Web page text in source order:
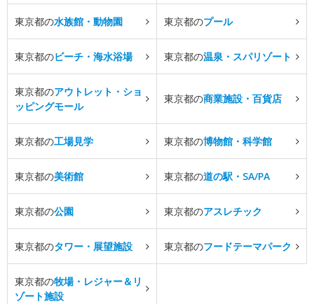
東京都の水族館・動物園 東京都のプール
東京都のビーチ・海水浴場 東京都の温泉・スパリゾート
東京都のアウトレット・ショ
ッピングモール
東京都の商業施設・百貨店
東京都の工場見学 東京都の博物館・科学館
東京都の美術館 東京都の道の駅・SA/PA
東京都の公園 東京都のアスレチック
東京都のタワー・展望施設 東京都のフードテーマパーク
東京都の牧場・レジャー＆リ
ゾート施設